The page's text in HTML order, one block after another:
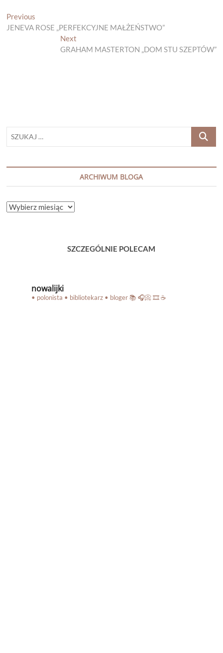
Nawigacja
wpisu
Previous
post:
JENEVA ROSE „PERFEKCYJNE MAŁŻEŃSTWO”
NextNext
post:
GRAHAM MASTERTON „DOM STU SZEPTÓW”
SZUKAJ
ARCHIWUM BLOGA
ARCHIWUM
SZCZEGÓLNIE POLECAM
nowalijki
• polonista • bibliotekarz • bloger📚 🎧📀 🎞️ ☕️